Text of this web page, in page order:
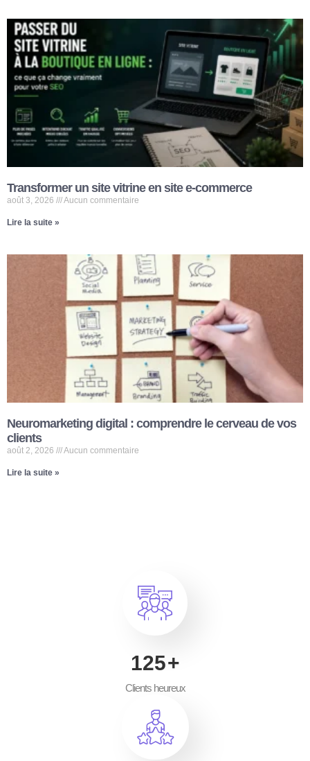
Transformer un site vitrine en site e-commerce
août 3, 2026 Aucun commentaire
Lire la suite »
Neuromarketing digital : comprendre le cerveau de vos
clients
août 2, 2026 Aucun commentaire
Lire la suite »
198+
Clients heureux